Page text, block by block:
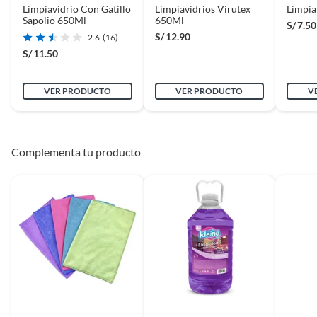
Limpiavidrio Con Gatillo
Sapolio 650Ml
2.6 (16)
S/11.50
VER PRODUCTO
Limpiavidrios Virutex
650Ml
S/ 12.90
VER PRODUCTO
S/7.50
Complementa tu producto